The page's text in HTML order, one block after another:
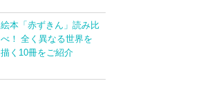
絵本「赤ずきん」読み比
べ！ 全く異なる世界を
描く10冊をご紹介